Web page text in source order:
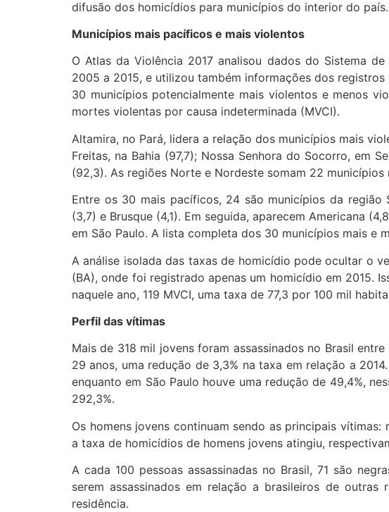
difusão dos homicídios para municípios do interior do país.
Municípios mais pacíficos e mais violentos
O Atlas da Violência 2017 analisou dados do Sistema
2005 a 2015, e utilizou também informações dos registros
30 municípios potencialmente mais violentos e menos
mortes violentas por causa indeterminada (MVCI).
Altamira, no Pará, lidera a relação dos municípios mais
Freitas, na Bahia (97,7); Nossa Senhora do Socorro, em
(92,3). As regiões Norte e Nordeste somam 22
Entre os 30 mais pacíficos, 24 são municípios da
(3,7) e Brusque (4,1). Em seguida, aparecem Americana
em São Paulo. A lista completa dos 30 municípios mais e
A análise isolada das taxas de homicídio pode ocultar o
(BA), onde foi registrado apenas um homicídio em 2015.
naquele ano, 119 MVCI, uma taxa de 77,3 por 100 mil
Perfil das vítimas
Mais de 318 mil jovens foram assassinados no Brasil
29 anos, uma redução de 3,3% na taxa em relação a
enquanto em São Paulo houve uma redução de 49,4%,
292,3%.
Os homens jovens continuam sendo as principais
a taxa de homicídios de homens jovens atingiu,
A cada 100 pessoas assassinadas no Brasil, 71 são
serem assassinados em relação a brasileiros de
residência.